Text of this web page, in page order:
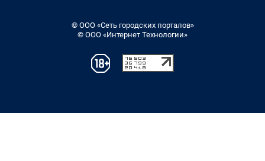
© ООО «Сеть городских порталов»
© ООО «Интернет Технологии»